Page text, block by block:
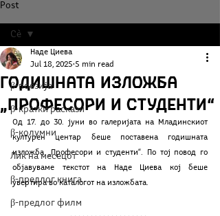
Post
Сè
β-поезија
β-кратки раскази
β-колумни
Лик на месецот
β-предлог книга
β-предлог филм
Сè
Годишната изложба
„Професори и студенти“
Наде Циева
Jul 18, 2025 5 min read
Од 17. до 30. јуни во галеријата на Младинскиот
културен центар беше поставена годишната
изложба „Професори и студенти“. По тој повод го
објавуваме текстот на Наде Циева кој беше
увертира во каталогот на изложбата.